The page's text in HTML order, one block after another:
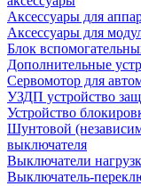
Аксессуары для
Аксессуары для
Блок
Дополнительные
Сервомотор для
УЗДП устройство
Устройство
Шунтовой
выключателя
Выключатели
Выключатель-